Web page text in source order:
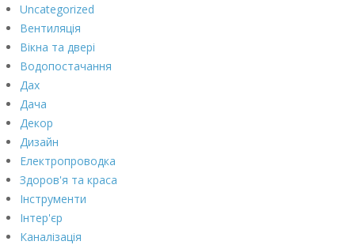
Uncategorized
Вентиляція
Вікна та двері
Водопостачання
Дах
Дача
Декор
Дизайн
Електропроводка
Здоров'я та краса
Інструменти
Інтер'єр
Каналізація